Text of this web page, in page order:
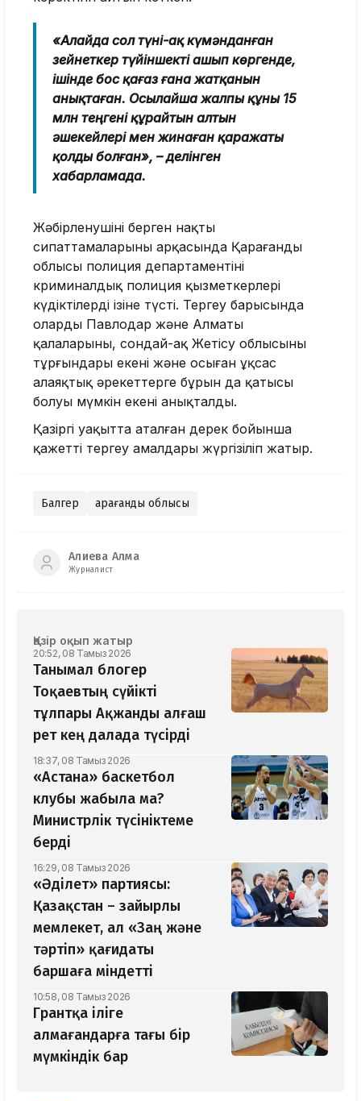
«Алайда сол түні-ақ күмәнданған
зейнеткер түйіншекті ашып көргенде,
ішінде бос қағаз ғана жатқанын
анықтаған. Осылайша жалпы құны 15
млн теңгені құрайтын алтын
әшекейлері мен жинаған қаражаты
қолды болған», – делінген
хабарламада.
Жәбірленушінің берген нақты
сипаттамаларының арқасында Қарағанды
облысы полиция департаментінің
криминалдық полиция қызметкерлері
күдіктілердің ізіне түсті. Тергеу барысында
олардың Павлодар және Алматы
қалаларының, сондай-ақ Жетісу облысының
тұрғындары екені және осыған ұқсас
алаяқтық әрекеттерге бұрын да қатысы
болуы мүмкін екені анықталды.
Қазіргі уақытта аталған дерек бойынша
қажетті тергеу амалдары жүргізіліп жатыр.
Балгер Қарағанды облысы
Алиева Алма
Журналист
Қазір оқып жатыр
20:52, 08 Тамыз 2026
Танымал блогер
Тоқаевтың сүйікті
тұлпары Ақжанды алғаш
рет кең далада түсірді
18:37, 08 Тамыз 2026
«Астана» баскетбол
клубы жабыла ма?
Министрлік түсініктеме
берді
16:29, 08 Тамыз 2026
«Әділет» партиясы:
Қазақстан – зайырлы
мемлекет, ал «Заң және
тәртіп» қағидаты
баршаға міндетті
10:58, 08 Тамыз 2026
Грантқа іліге
алмағандарға тағы бір
мүмкіндік бар